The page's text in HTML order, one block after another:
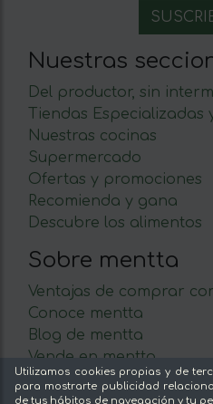
Nuestras
Del productor, sin
Tiendas
Nuestras cocinas
Supermercado
Ofertas y promociones
Recomienda y gana
Descubre los alimentos
Sobre mentta
Ventajas de comprar
Conoce mentta
Blog de mentta
Vende en mentta
Fidelización
Preguntas frecuentes
Utilizamos cookies propias y de
para mostrarte publicidad
de tus hábitos de navegación y tu